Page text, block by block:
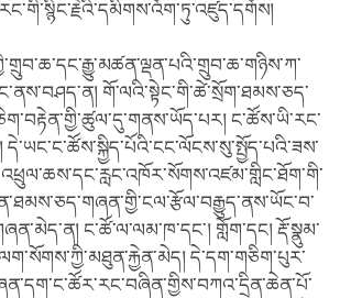
གོ་ལའི་སྟེང་གི་ཚེ་སྲོག་ཐམས་ཅད་
ང་ཚོས་ཡི་རང་
ང་ཚོ་ལ་ལམ་ཁ་དང་། གློག་དང། རྡོ་སྣུམ་
དེ་དག་གཅིག་པུར་